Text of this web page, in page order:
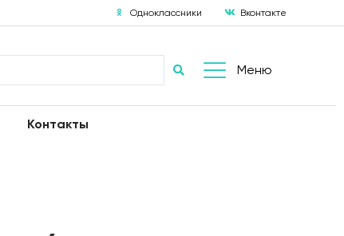
Одноклассники Вконтакте
Меню
Контакты